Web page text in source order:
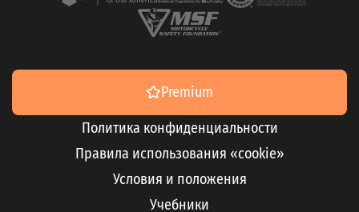
Учебники
Premium
Политика конфиденциальности
Правила использования «cookie»
Условия и положения